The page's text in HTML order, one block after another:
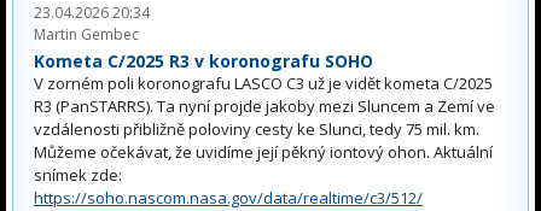
23.04.2026 20:34
Martin Gembec
Kometa C/2025 R3 v koronografu SOHO
V zorném poli koronografu LASCO C3 už je vidět kometa C/2025
R3 (PanSTARRS). Ta nyní projde jakoby mezi Sluncem a Zemí ve
vzdálenosti přibližně poloviny cesty ke Slunci, tedy 75 mil. km.
Můžeme očekávat, že uvidíme její pěkný iontový ohon. Aktuální
snímek zde:
https://soho.nascom.nasa.gov/data/realtime/c3/512/